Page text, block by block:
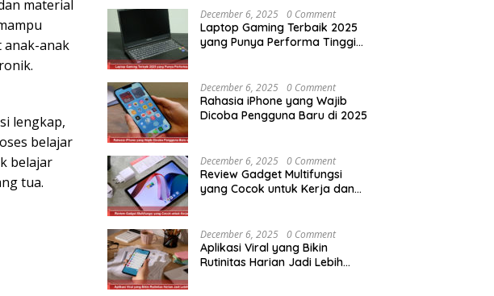
material
anak-anak
lengkap,
belajar
belajar
tua.
December 6, 2025 0 Comment
Laptop Gaming Terbaik 2025
yang Punya Performa Tinggi
December 6, 2025 0 Comment
Rahasia iPhone yang Wajib
Dicoba Pengguna Baru di 2025
December 6, 2025 0 Comment
Review Gadget Multifungsi
yang Cocok untuk Kerja dan
December 6, 2025 0 Comment
Aplikasi Viral yang Bikin
Rutinitas Harian Jadi Lebih